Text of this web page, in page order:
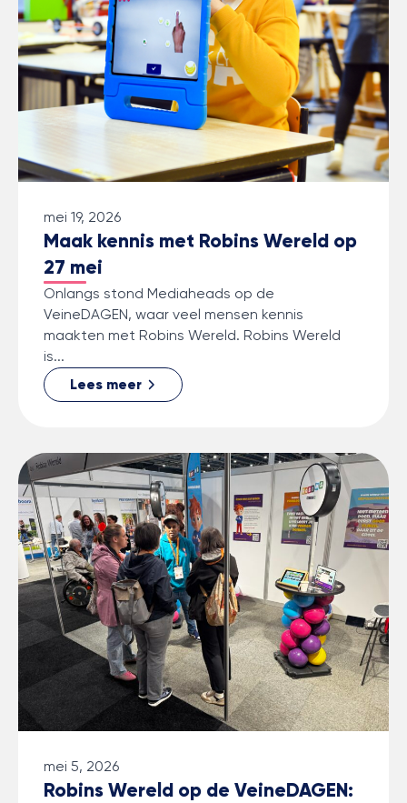
mei 19, 2026
Maak kennis met Robins Wereld op
27 mei
Onlangs stond Mediaheads op de
VeineDAGEN, waar veel mensen kennis
maakten met Robins Wereld. Robins Wereld
is...
Lees meer
mei 5, 2026
Robins Wereld op de VeineDAGEN: